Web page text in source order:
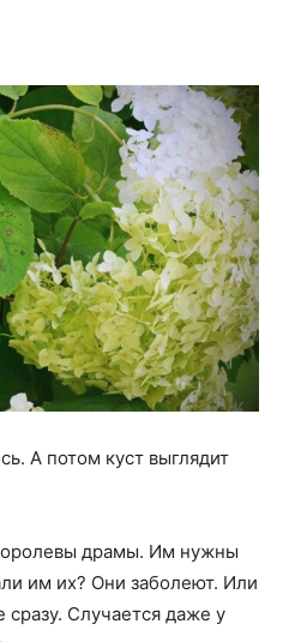
А потом куст выглядит
драмы. Им нужны
им их? Они заболеют. Или
сразу. Случается даже у